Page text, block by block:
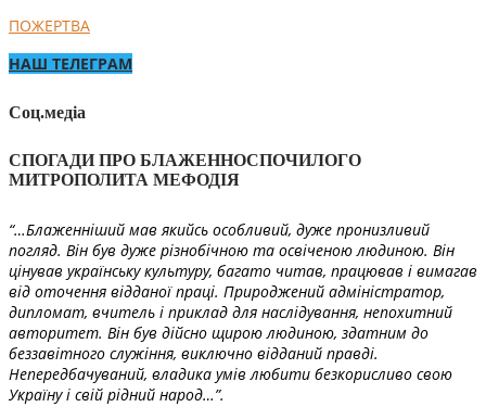
ПОЖЕРТВА
НАШ ТЕЛЕГРАМ
Соц.медіа
СПОГАДИ ПРО БЛАЖЕННОСПОЧИЛОГО
МИТРОПОЛИТА МЕФОДІЯ
“…Блаженніший мав якийсь особливий, дуже пронизливий
погляд. Він був дуже різнобічною та освіченою людиною. Він
цінував українську культуру, багато читав, працював і вимагав
від оточення відданої праці. Природжений адміністратор,
дипломат, вчитель і приклад для наслідування, непохитний
авторитет. Він був дійсно щирою людиною, здатним до
беззавітного служіння, виключно відданий правді.
Непередбачуваний, владика умів любити безкорисливо свою
Україну і свій рідний народ…”.